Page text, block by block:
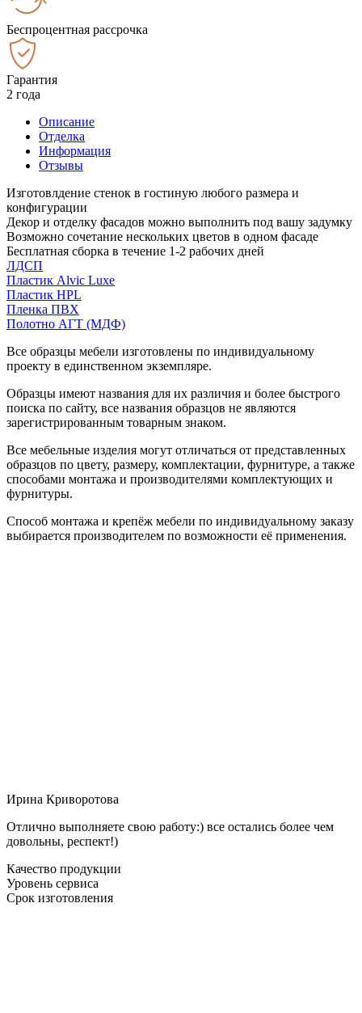
Беспроцентная рассрочка
Гарантия
2 года
Описание
Отделка
Информация
Отзывы
Изготовлдение стенок в гостиную любого размера и
конфигурации
Декор и отделку фасадов можно выполнить под вашу задумку
Возможно сочетание нескольких цветов в одном фасаде
Бесплатная сборка в течение 1-2 рабочих дней
ЛДСП
Пластик Alvic Luxe
Пластик HPL
Пленка ПВХ
Полотно АГТ (МДФ)
Все образцы мебели изготовлены по индивидуальному
проекту в единственном экземпляре.
Образцы имеют названия для их различия и более быстрого
поиска по сайту, все названия образцов не являются
зарегистрированным товарным знаком.
Все мебельные изделия могут отличаться от представленных
образцов по цвету, размеру, комплектации, фурнитуре, а также
способами монтажа и производителями комплектующих и
фурнитуры.
Способ монтажа и крепёж мебели по индивидуальному заказу
выбирается производителем по возможности её применения.
Ирина Криворотова
Отлично выполняете свою работу:) все остались более чем
довольны, респект!)
Качество продукции
Уровень сервиса
Срок изготовления